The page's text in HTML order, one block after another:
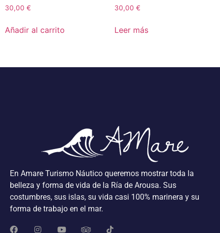
30,00 €
Añadir al carrito
30,00 €
Leer más
En Amare Turismo Náutico queremos mostrar toda la
belleza y forma de vida de la Ría de Arousa. Sus
costumbres, sus islas, su vida casi 100% marinera y su
forma de trabajo en el mar.